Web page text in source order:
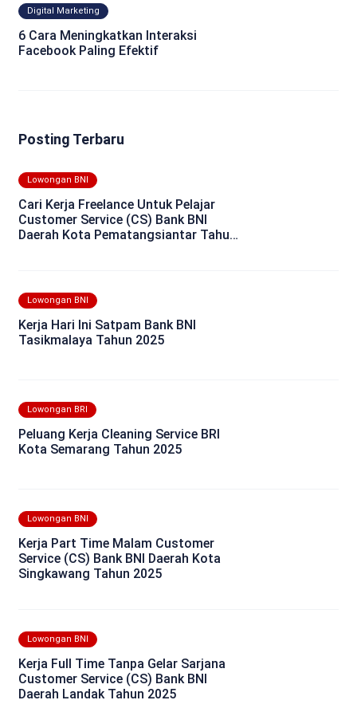
Digital Marketing
6 Cara Meningkatkan Interaksi
Facebook Paling Efektif
Posting Terbaru
Lowongan BNI
Cari Kerja Freelance Untuk Pelajar
Customer Service (CS) Bank BNI
Daerah Kota Pematangsiantar Tahun
Lowongan BNI
Kerja Hari Ini Satpam Bank BNI
Tasikmalaya Tahun 2025
Lowongan BRI
Peluang Kerja Cleaning Service BRI
Kota Semarang Tahun 2025
Lowongan BNI
Kerja Part Time Malam Customer
Service (CS) Bank BNI Daerah Kota
Singkawang Tahun 2025
Lowongan BNI
Kerja Full Time Tanpa Gelar Sarjana
Customer Service (CS) Bank BNI
Daerah Landak Tahun 2025